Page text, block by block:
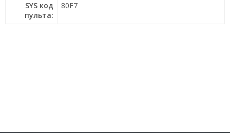
SYS код
пульта:
80F7